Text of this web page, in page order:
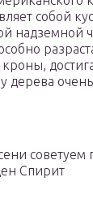
собой
надземной
кроны,
дерева
советуем
Спирит